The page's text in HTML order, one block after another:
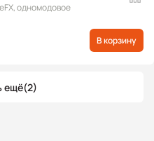
одномодовое
В корзину
ещё(2)